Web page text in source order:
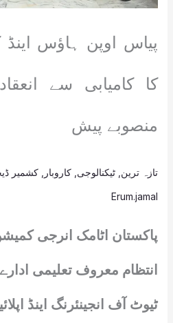
منصوبے پیش
تازہ ترین ٹیکنالوجی کاروبار کشمیر
Erum.jamal
انتظام معروف تعلیمی
ٹیوٹ آف انجینئرنگ اینڈ